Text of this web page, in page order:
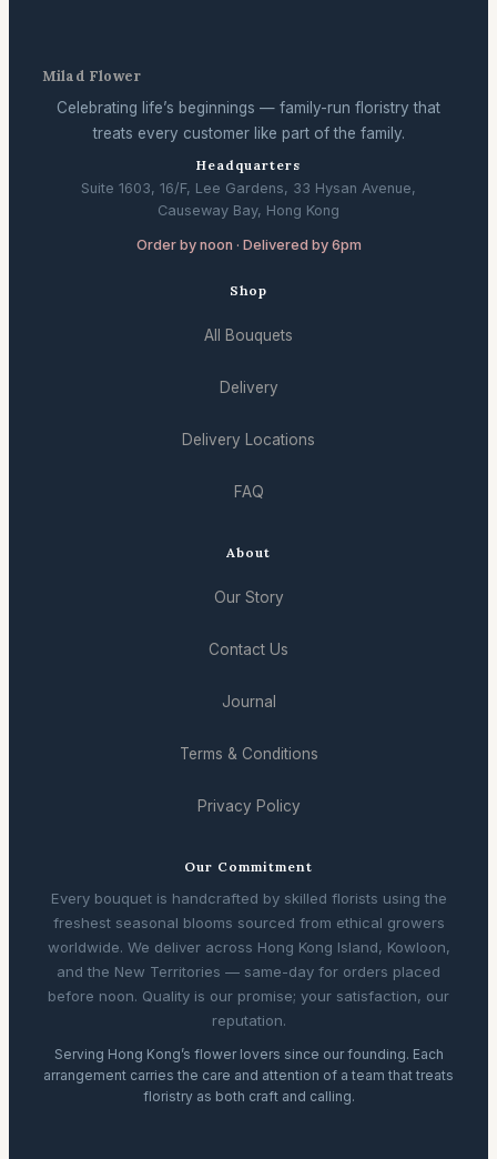
Milad Flower
Celebrating life’s beginnings — family-run floristry that
treats every customer like part of the family.
Headquarters
Suite 1603, 16/F, Lee Gardens, 33 Hysan Avenue,
Causeway Bay, Hong Kong
Order by noon · Delivered by 6pm
Shop
All Bouquets
Delivery
Delivery Locations
FAQ
About
Our Story
Contact Us
Journal
Terms & Conditions
Privacy Policy
Our Commitment
Every bouquet is handcrafted by skilled florists using the
freshest seasonal blooms sourced from ethical growers
worldwide. We deliver across Hong Kong Island, Kowloon,
and the New Territories — same-day for orders placed
before noon. Quality is our promise; your satisfaction, our
reputation.
Serving Hong Kong’s flower lovers since our founding. Each
arrangement carries the care and attention of a team that treats
floristry as both craft and calling.